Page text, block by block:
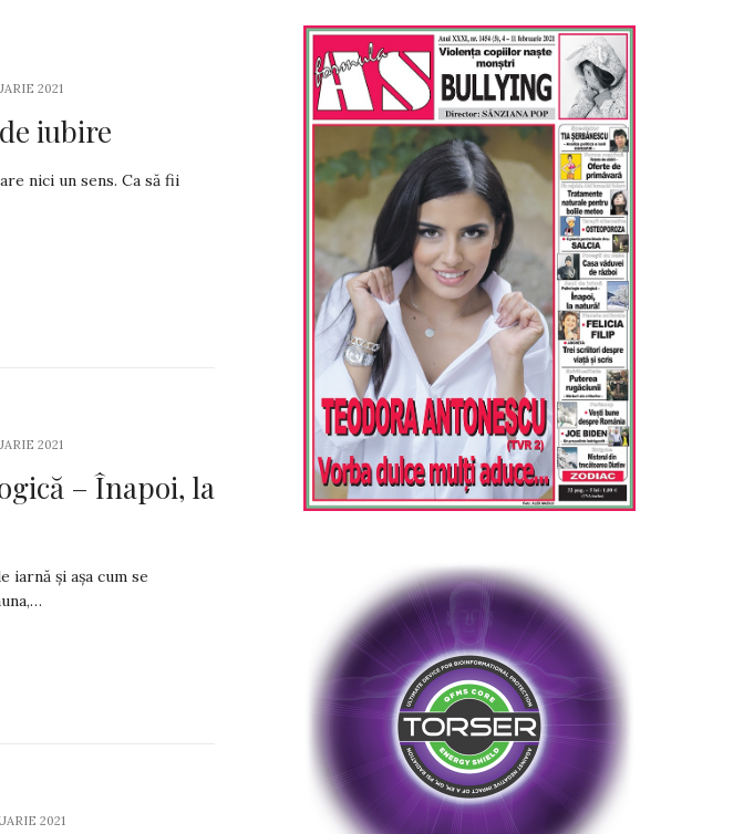
2021
iubire
nici un sens. Ca să fii
2021
– Înapoi, la
iarnă și așa cum se
2021